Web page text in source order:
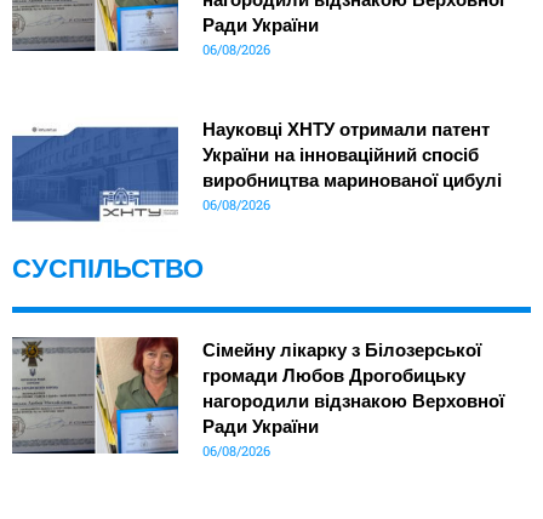
Ради України
06/08/2026
Науковці ХНТУ отримали патент
України на інноваційний спосіб
виробництва маринованої цибулі
06/08/2026
СУСПІЛЬСТВО
Сімейну лікарку з Білозерської
громади Любов Дрогобицьку
нагородили відзнакою Верховної
Ради України
06/08/2026